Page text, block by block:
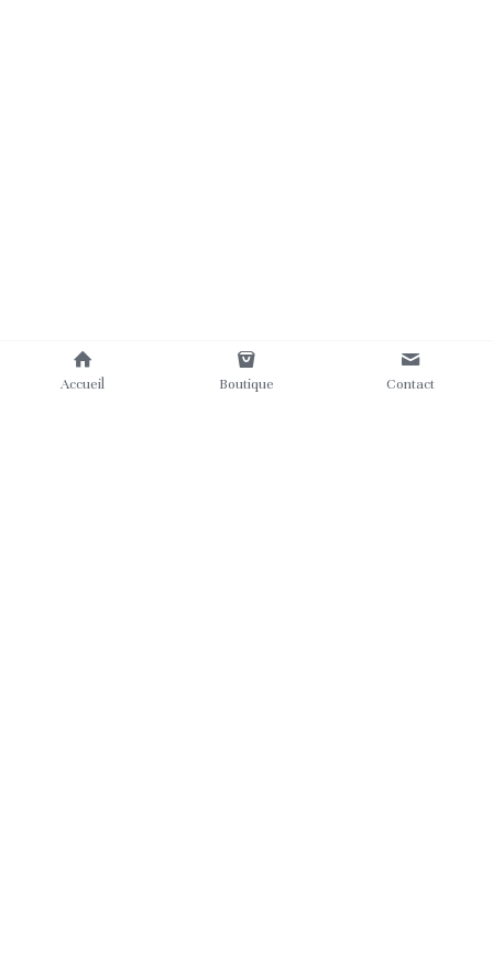
Accueil Boutique Contact